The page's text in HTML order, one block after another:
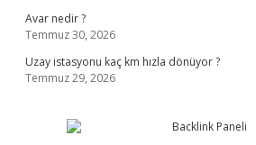
Avar nedir ?
Temmuz 30, 2026
Uzay istasyonu kaç km hızla dönüyor ?
Temmuz 29, 2026